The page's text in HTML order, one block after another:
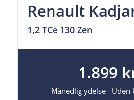
Renault
1,2 TCe 130 Zen
1.899
Månedlig ydelse - Uden